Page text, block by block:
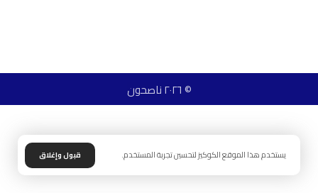
© ٢٠٢٦ ناصحون
يستخدم هذا الموقع الكوكيز لتحسين تجربة المستخدم. قبول وإغلاق